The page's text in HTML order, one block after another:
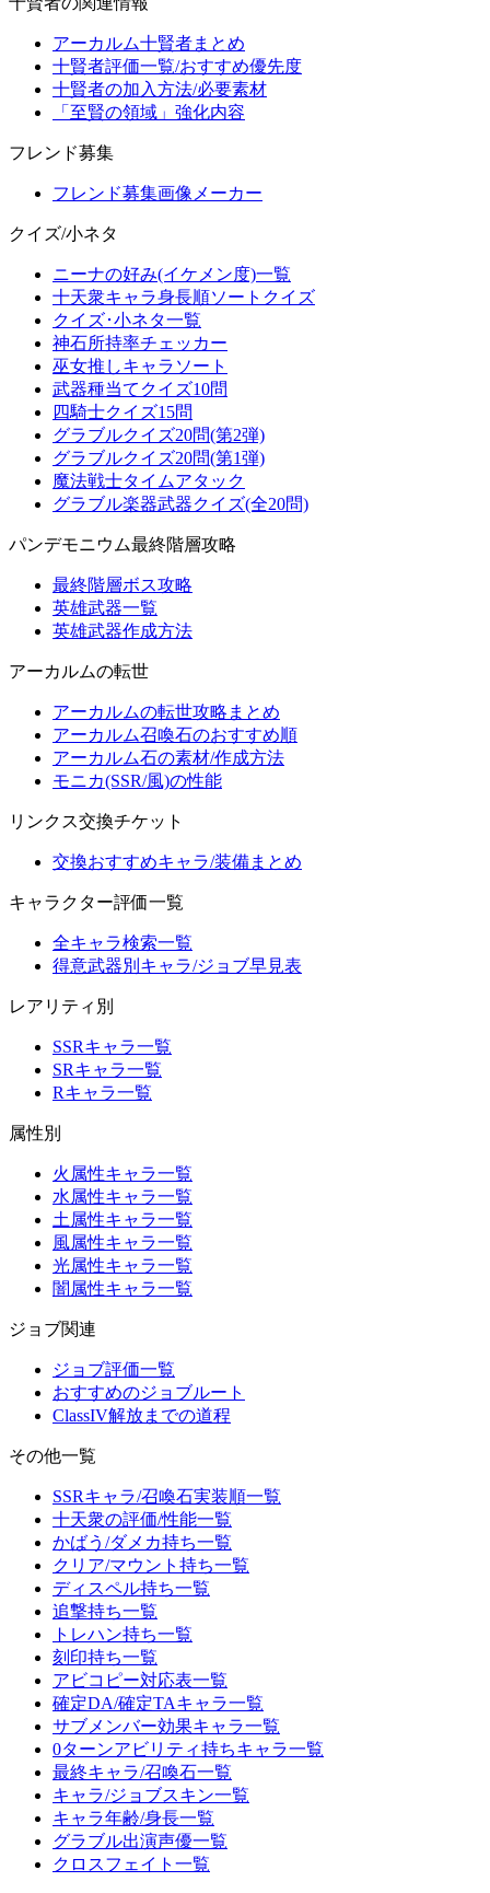
アーカルム十賢者まとめ
十賢者評価一覧/おすすめ優先度
十賢者の加入方法/必要素材
「至賢の領域」強化内容
フレンド募集
フレンド募集画像メーカー
クイズ/小ネタ
ニーナの好み(イケメン度)一覧
十天衆キャラ身長順ソートクイズ
クイズ･小ネタ一覧
神石所持率チェッカー
巫女推しキャラソート
武器種当てクイズ10問
四騎士クイズ15問
グラブルクイズ20問(第2弾)
グラブルクイズ20問(第1弾)
魔法戦士タイムアタック
グラブル楽器武器クイズ(全20問)
パンデモニウム最終階層攻略
最終階層ボス攻略
英雄武器一覧
英雄武器作成方法
アーカルムの転世
アーカルムの転世攻略まとめ
アーカルム召喚石のおすすめ順
アーカルム石の素材/作成方法
モニカ(SSR/風)の性能
リンクス交換チケット
交換おすすめキャラ/装備まとめ
キャラクター評価一覧
全キャラ検索一覧
得意武器別キャラ/ジョブ早見表
レアリティ別
SSRキャラ一覧
SRキャラ一覧
Rキャラ一覧
属性別
火属性キャラ一覧
水属性キャラ一覧
土属性キャラ一覧
風属性キャラ一覧
光属性キャラ一覧
闇属性キャラ一覧
ジョブ関連
ジョブ評価一覧
おすすめのジョブルート
ClassIV解放までの道程
その他一覧
SSRキャラ/召喚石実装順一覧
十天衆の評価/性能一覧
かばう/ダメカ持ち一覧
クリア/マウント持ち一覧
ディスペル持ち一覧
追撃持ち一覧
トレハン持ち一覧
刻印持ち一覧
アビコピー対応表一覧
確定DA/確定TAキャラ一覧
サブメンバー効果キャラ一覧
0ターンアビリティ持ちキャラ一覧
最終キャラ/召喚石一覧
キャラ/ジョブスキン一覧
キャラ年齢/身長一覧
グラブル出演声優一覧
クロスフェイト一覧